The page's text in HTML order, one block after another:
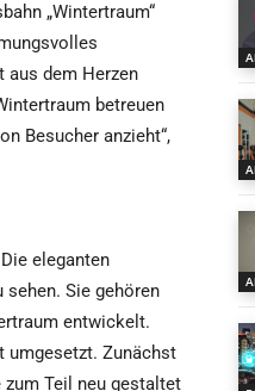
„Wintertraum“
aus dem Herzen
betreuen
Besucher anzieht“,
eleganten
Sie gehören
entwickelt.
umgesetzt. Zunächst
Teil neu gestaltet